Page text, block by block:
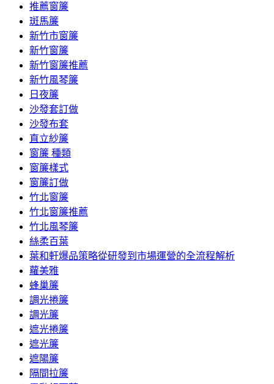
推薦窗簾
斑馬簾
新竹市窗簾
新竹窗簾
新竹窗簾推薦
新竹風琴簾
日夜簾
沙發套訂做
沙發布套
直立紗簾
窗簾 種類
窗簾樣式
窗簾訂做
竹北窗簾
竹北窗簾推薦
竹北風琴簾
絲柔百葉
葉和軒爆品策略從研發到市場運營的全流程解析
蘿美雅
蜂巢簾
調光捲簾
調光簾
遮光捲簾
遮光簾
遮陽簾
隔間拉簾